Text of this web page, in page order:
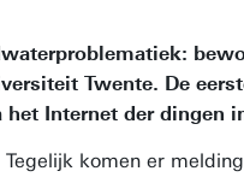
Twente. De
Internet der dingen
komen er